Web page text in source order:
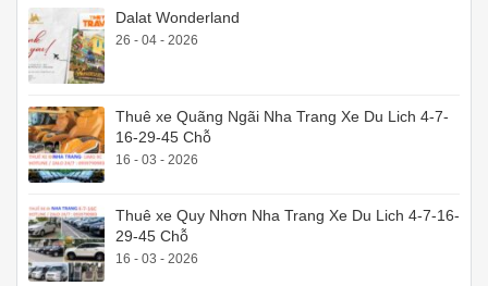
Dalat Wonderland
26 - 04 - 2026
Thuê xe Quãng Ngãi Nha Trang Xe Du Lich 4-7-
16-29-45 Chỗ
16 - 03 - 2026
Thuê xe Quy Nhơn Nha Trang Xe Du Lich 4-7-16-
29-45 Chỗ
16 - 03 - 2026